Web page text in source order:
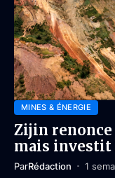
MINES & ÉNERGIE
Zijin renonce
mais investit
ParRédaction 1